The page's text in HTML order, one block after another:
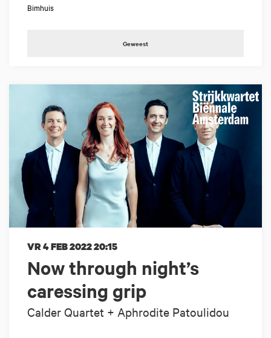
Bimhuis
Geweest
Now through night’s
caressing grip
Calder Quartet + Aphrodite Patoulidou
VR 4 FEB 202220:15